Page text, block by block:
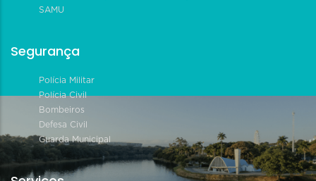
SAMU
Segurança
Polícia Militar
Polícia Civil
Bombeiros
Defesa Civil
Guarda Municipal